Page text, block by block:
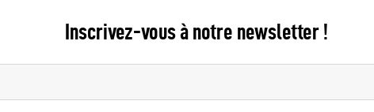
Inscrivez-vous à notre newsletter !